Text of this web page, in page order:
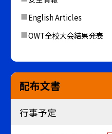
English Articles
OWT全校大会結果発表
配布文書
行事予定